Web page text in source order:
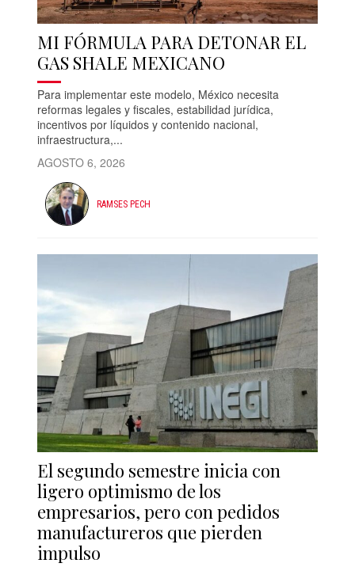
MI FÓRMULA PARA DETONAR EL
GAS SHALE MEXICANO
Para implementar este modelo, México necesita
reformas legales y fiscales, estabilidad jurídica,
incentivos por líquidos y contenido nacional,
infraestructura,...
AGOSTO 6, 2026
RAMSES PECH
El segundo semestre inicia con
ligero optimismo de los
empresarios, pero con pedidos
manufactureros que pierden
impulso